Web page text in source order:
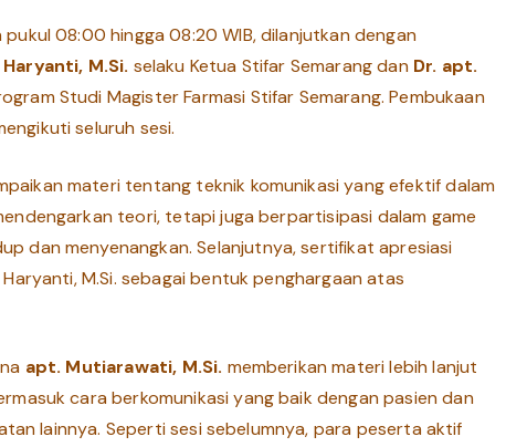
08:00 hingga 08:20 WIB, dilanjutkan dengan
M.Si. selaku Ketua Stifar Semarang dan Dr. apt.
Studi Magister Farmasi Stifar Semarang. Pembukaan
seluruh sesi.
materi tentang teknik komunikasi yang efektif dalam
teori, tetapi juga berpartisipasi dalam game
dan menyenangkan. Selanjutnya, sertifikat apresiasi
M.Si. sebagai bentuk penghargaan atas
apt. Mutiarawati, M.Si. memberikan materi lebih lanjut
cara berkomunikasi yang baik dengan pasien dan
lainnya. Seperti sesi sebelumnya, para peserta aktif